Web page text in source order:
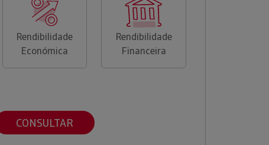
Rendibilidade
Económica
Rendibilidade
Financeira
CONSULTAR